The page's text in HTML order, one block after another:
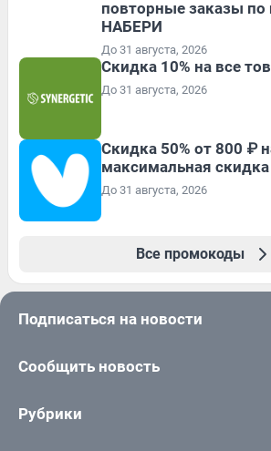
повторные заказы
НАБЕРИ
До 31 августа, 2026
Скидка 10% на все
До 31 августа, 2026
Скидка 50% от 800 ₽
максимальная
До 31 августа, 2026
Все промокоды
Подписаться на новости
Сообщить новость
Рубрики